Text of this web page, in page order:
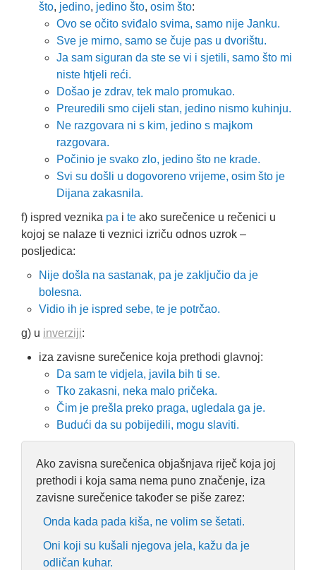
što, jedino, jedino što, osim što:
Ovo se očito sviđalo svima, samo nije Janku.
Sve je mirno, samo se čuje pas u dvorištu.
Ja sam siguran da ste se vi i sjetili, samo što mi
niste htjeli reći.
Došao je zdrav, tek malo promukao.
Preuredili smo cijeli stan, jedino nismo kuhinju.
Ne razgovara ni s kim, jedino s majkom
razgovara.
Počinio je svako zlo, jedino što ne krade.
Svi su došli u dogovoreno vrijeme, osim što je
Dijana zakasnila.
f) ispred veznika pa i te ako surečenice u rečenici u
kojoj se nalaze ti veznici izriču odnos uzrok –
posljedica:
Nije došla na sastanak, pa je zaključio da je
bolesna.
Vidio ih je ispred sebe, te je potrčao.
g) u inverziji:
iza zavisne surečenice koja prethodi glavnoj:
Da sam te vidjela, javila bih ti se.
Tko zakasni, neka malo pričeka.
Čim je prešla preko praga, ugledala ga je.
Budući da su pobijedili, mogu slaviti.
Ako zavisna surečenica objašnjava riječ koja joj
prethodi i koja sama nema puno značenje, iza
zavisne surečenice također se piše zarez:
Onda kada pada kiša, ne volim se šetati.
Oni koji su kušali njegova jela, kažu da je
odličan kuhar.